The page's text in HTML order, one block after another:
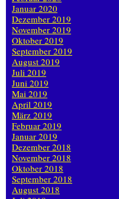
Januar 2020
Dezember 2019
November 2019
Oktober 2019
September 2019
August 2019
Juli 2019
Juni 2019
Mai 2019
April 2019
März 2019
Februar 2019
Januar 2019
Dezember 2018
November 2018
Oktober 2018
September 2018
August 2018